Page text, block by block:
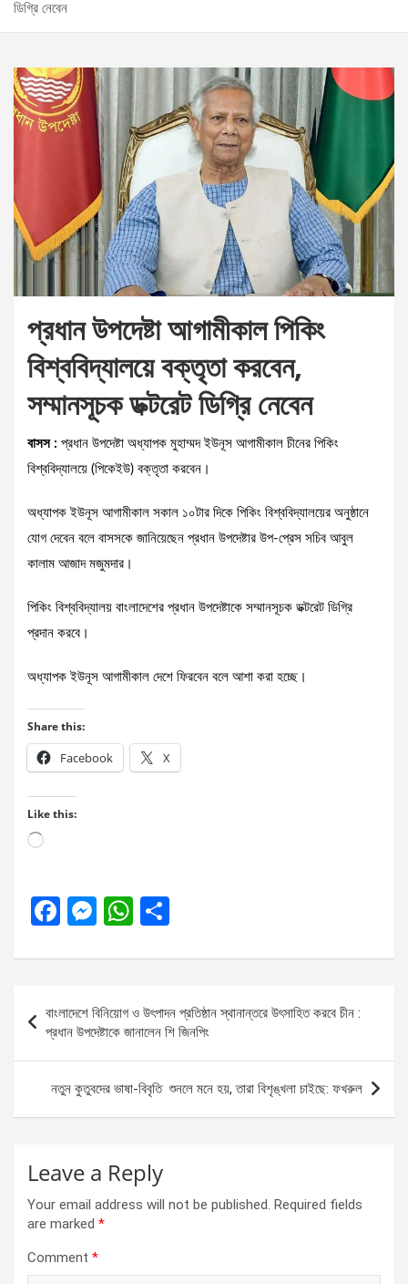
ডিগ্রি নেবেন
প্রধান উপদেষ্টা আগামীকাল পিকিং
বিশ্ববিদ্যালয়ে বক্তৃতা করবেন,
সম্মানসূচক ডক্টরেট ডিগ্রি নেবেন
বাসস : প্রধান উপদেষ্টা অধ্যাপক মুহাম্মদ ইউনূস আগামীকাল চীনের পিকিং
বিশ্ববিদ্যালয়ে (পিকেইউ) বক্তৃতা করবেন।
অধ্যাপক ইউনূস আগামীকাল সকাল ১০টার দিকে পিকিং বিশ্ববিদ্যালয়ের অনুষ্ঠানে
যোগ দেবেন বলে বাসসকে জানিয়েছেন প্রধান উপদেষ্টার উপ-প্রেস সচিব আবুল
কালাম আজাদ মজুমদার।
পিকিং বিশ্ববিদ্যালয় বাংলাদেশের প্রধান উপদেষ্টাকে সম্মানসূচক ডক্টরেট ডিগ্রি
প্রদান করবে।
অধ্যাপক ইউনূস আগামীকাল দেশে ফিরবেন বলে আশা করা হচ্ছে।
Share this:
Facebook X
Like this:
Loading…
F
ce
o
o
k
M
se
n
g
er
W
at
s
A
p
p
ar
navigation
বাংলাদেশে বিনিয়োগ ও উৎপাদন প্রতিষ্ঠান স্থানান্তরে উৎসাহিত করবে চীন :
প্রধান উপদেষ্টাকে জানালেন শি জিনপিং
নতুন কুতুবদের ভাষা-বিবৃতি ‍শুনলে মনে হয়, তারা বিশৃঙ্খলা চাইছে: ফখরুল
Leave a Reply
Your email address will not be published. Required fields
are marked *
Comment *